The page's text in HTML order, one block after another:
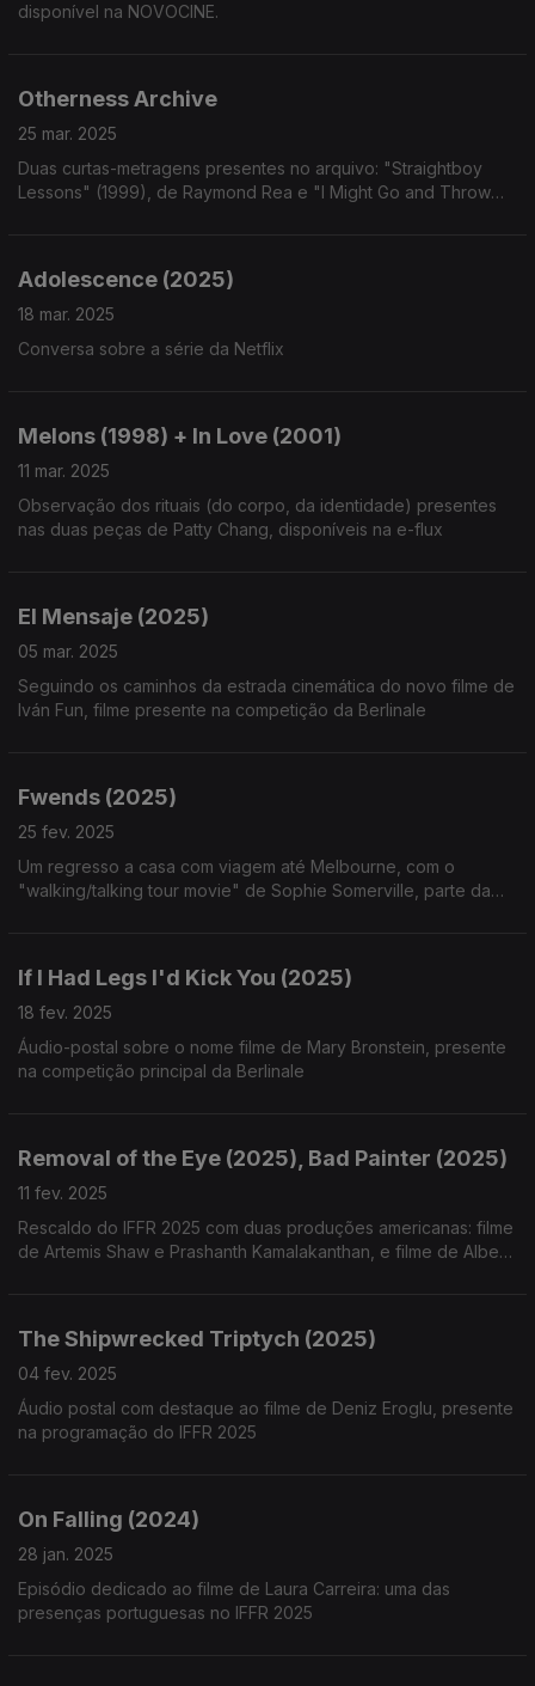
disponível na NOVOCINE.
Otherness Archive
25 mar. 2025
Duas curtas-metragens presentes no arquivo: "Straightboy
Lessons" (1999), de Raymond Rea e "I Might Go and Throw
Adolescence (2025)
18 mar. 2025
Conversa sobre a série da Netflix
Melons (1998) + In Love (2001)
11 mar. 2025
Observação dos rituais (do corpo, da identidade) presentes
nas duas peças de Patty Chang, disponíveis na e-flux
El Mensaje (2025)
05 mar. 2025
Seguindo os caminhos da estrada cinemática do novo filme de
Iván Fun, filme presente na competição da Berlinale
Fwends (2025)
25 fev. 2025
Um regresso a casa com viagem até Melbourne, com o
"walking/talking tour movie" de Sophie Somerville, parte da
If I Had Legs I'd Kick You (2025)
18 fev. 2025
Áudio-postal sobre o nome filme de Mary Bronstein, presente
na competição principal da Berlinale
Removal of the Eye (2025), Bad Painter (2025)
11 fev. 2025
Rescaldo do IFFR 2025 com duas produções americanas: filme
de Artemis Shaw e Prashanth Kamalakanthan, e filme de Albert
The Shipwrecked Triptych (2025)
04 fev. 2025
Áudio postal com destaque ao filme de Deniz Eroglu, presente
na programação do IFFR 2025
On Falling (2024)
28 jan. 2025
Episódio dedicado ao filme de Laura Carreira: uma das
presenças portuguesas no IFFR 2025